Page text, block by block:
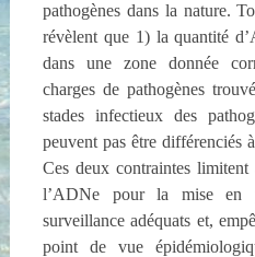
pathogènes dans la nature.
révèlent que 1) la quantité
dans une zone donnée
charges de pathogènes
stades infectieux des
peuvent pas être différenciés
Ces deux contraintes limitent
l’ADNe pour la mise en
surveillance adéquats et,
point de vue